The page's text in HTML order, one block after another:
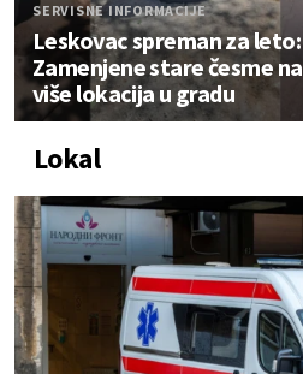
SERVISNE INFORMACIJE
Leskovac spreman za leto:
Zamenjene stare česme na
više lokacija u gradu
Lokal